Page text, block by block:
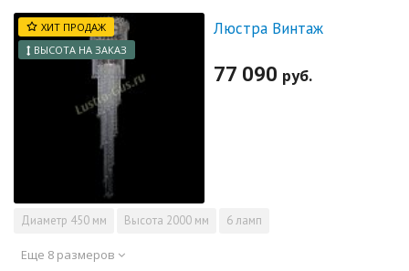
ХИТ ПРОДАЖ
ВЫСОТА НА ЗАКАЗ
Люстра Винтаж
77 090 руб.
Диаметр 450 мм Высота 2000 мм 6 ламп
Еще 8 размеров